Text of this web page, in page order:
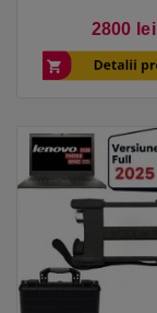
2025
2800 lei